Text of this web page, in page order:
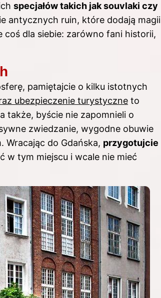
specjałów takich jak souvlaki czy
antycznych ruin, które dodają magii
dla siebie: zarówno fani historii,
pamiętajcie o kilku istotnych
ubezpieczenie turystyczne to
także, byście nie zapomnieli o
zwiedzanie, wygodne obuwie
Wracając do Gdańska, przygotujcie
w tym miejscu i wcale nie mieć